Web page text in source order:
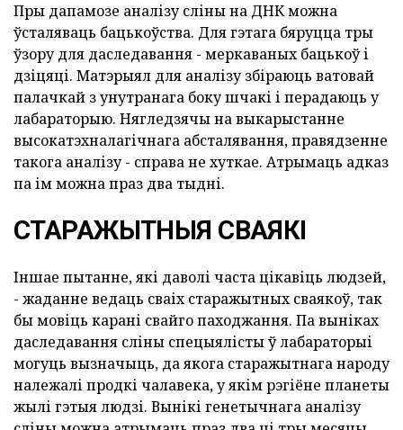
Пры дапамозе аналізу сліны на ДНК можна
ўсталяваць бацькоўства. Для гэтага бяруцца тры
ўзору для даследавання - меркаваных бацькоў і
дзіцяці. Матэрыял для аналізу збіраюць ватовай
палачкай з унутранага боку шчакі і перадаюць у
лабараторыю. Нягледзячы на выкарыстанне
высокатэхналагічнага абсталявання, правядзенне
такога аналізу - справа не хуткае. Атрымаць адказ
па ім можна праз два тыдні.
СТАРАЖЫТНЫЯ СВАЯКІ
Іншае пытанне, які даволі часта цікавіць людзей,
- жаданне ведаць сваіх старажытных сваякоў, так
бы мовіць карані свайго паходжання. Па выніках
даследавання сліны спецыялісты ў лабараторыі
могуць вызначыць, да якога старажытнага народу
належалі продкі чалавека, у якім рэгіёне планеты
жылі гэтыя людзі. Вынікі генетычнага аналізу